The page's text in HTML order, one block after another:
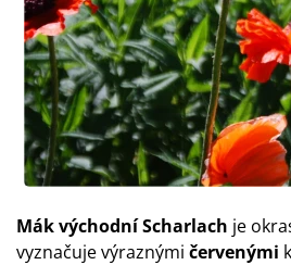
Mák východní Scharlach je
vyznačuje výraznými červenými